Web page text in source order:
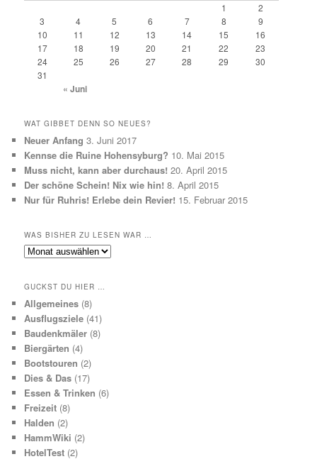
1
2
3
4 5 6 7 8
9
10
11 12 13 14 15
16
17
18 19 20 21 22
23
24
25 26 27 28 29
30
31
« Juni
WAT GIBBET DENN SO NEUES?
Neuer Anfang 3. Juni 2017
Kennse die Ruine Hohensyburg? 10. Mai 2015
Muss nicht, kann aber durchaus! 20. April 2015
Der schöne Schein! Nix wie hin! 8. April 2015
Nur für Ruhris! Erlebe dein Revier! 15. Februar 2015
WAS BISHER ZU LESEN WAR …
Was
lesen
war
…
GUCKST DU HIER …
Allgemeines (8)
Ausflugsziele (41)
Baudenkmäler (8)
Biergärten (4)
Bootstouren (2)
Dies & Das (17)
Essen & Trinken (6)
Freizeit (8)
Halden (2)
HammWiki (2)
HotelTest (2)